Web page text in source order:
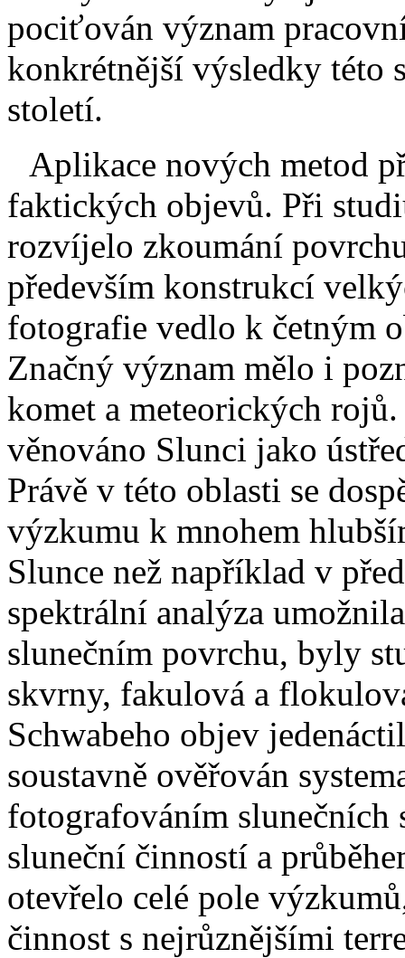
pociťován význam
konkrétnější výsledky této
století.
Aplikace nových metod
faktických objevů. Při
rozvíjelo zkoumání
především konstrukcí
fotografie vedlo k četným
Značný význam mělo i
komet a meteorických
věnováno Slunci jako
Právě v této oblasti se
výzkumu k mnohem
Slunce než například v
spektrální analýza
slunečním povrchu, byly
skvrny, fakulová a
Schwabeho objev
soustavně ověřován
fotografováním
sluneční činností a
otevřelo celé pole
činnost s nejrůznějšími